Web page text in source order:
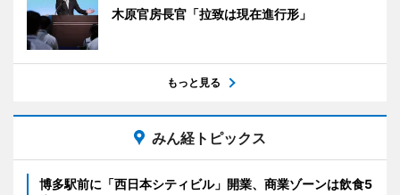
木原官房長官「拉致は現在進行形」
もっと見る
みん経トピックス
博多駅前に「西日本シティビル」開業、商業ゾーンは飲食5